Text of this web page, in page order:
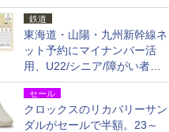
も確認可能に
鉄道
東海道・山陽・九州新幹線ネ
ット予約にマイナンバー活
用、U22/シニア/障がい者割
を9月15日から発売
セール
クロックスのリカバリーサン
ダルがセールで半額。23～